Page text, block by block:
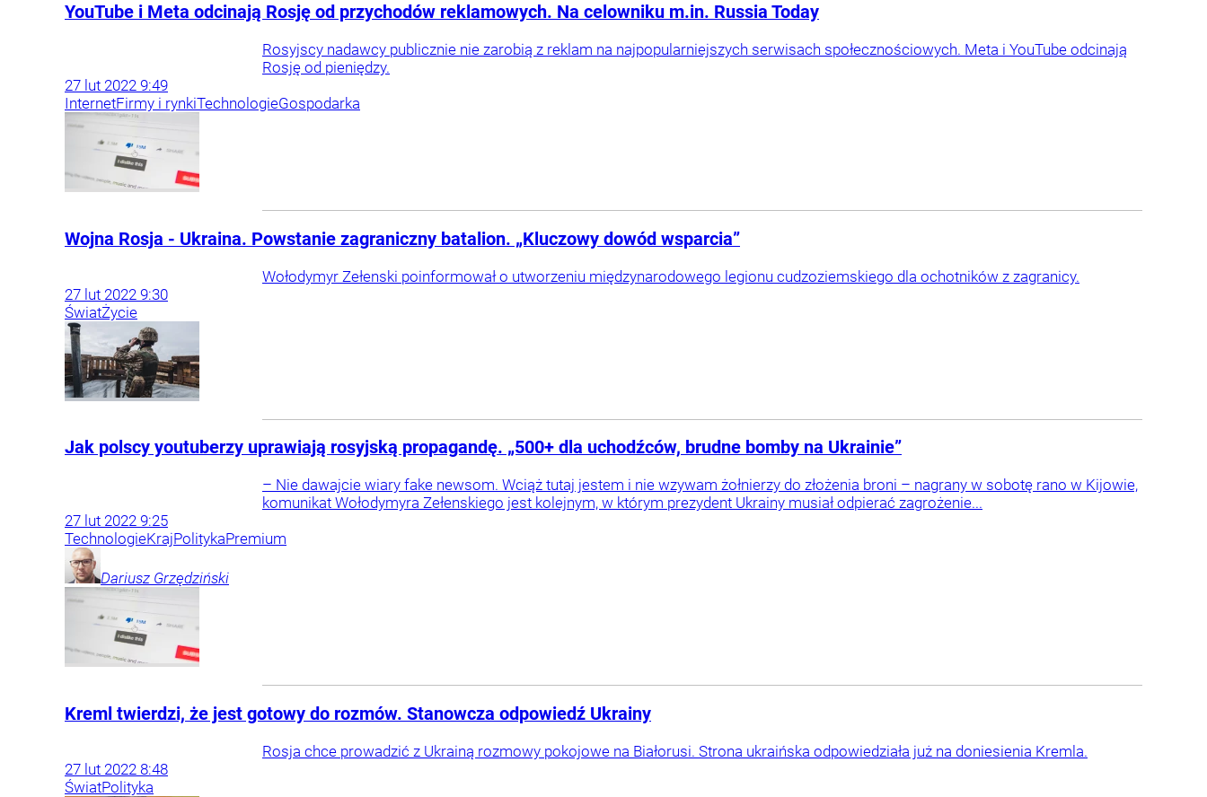
YouTube i Meta odcinają Rosję od przychodów reklamowych. Na celowniku m.in. Russia Today
Rosyjscy nadawcy publicznie nie zarobią z reklam na najpopularniejszych serwisach społecznościowych. Meta i YouTube odcinają
Rosję od pieniędzy.
27 lut 2022 9:49
InternetFirmy i rynkiTechnologieGospodarka
Wojna Rosja - Ukraina. Powstanie zagraniczny batalion. „Kluczowy dowód wsparcia”
Wołodymyr Zełenski poinformował o utworzeniu międzynarodowego legionu cudzoziemskiego dla ochotników z zagranicy.
27 lut 2022 9:30
ŚwiatŻycie
Jak polscy youtuberzy uprawiają rosyjską propagandę. „500+ dla uchodźców, brudne bomby na Ukrainie”
– Nie dawajcie wiary fake newsom. Wciąż tutaj jestem i nie wzywam żołnierzy do złożenia broni – nagrany w sobotę rano w Kijowie,
komunikat Wołodymyra Zełenskiego jest kolejnym, w którym prezydent Ukrainy musiał odpierać zagrożenie...
27 lut 2022 9:25
TechnologieKrajPolitykaPremium
Dariusz Grzędziński
Kreml twierdzi, że jest gotowy do rozmów. Stanowcza odpowiedź Ukrainy
Rosja chce prowadzić z Ukrainą rozmowy pokojowe na Białorusi. Strona ukraińska odpowiedziała już na doniesienia Kremla.
27 lut 2022 8:48
ŚwiatPolityka